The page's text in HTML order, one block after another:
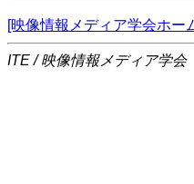
[映像情報メディア学会ホー
ITE / 映像情報メディア学会